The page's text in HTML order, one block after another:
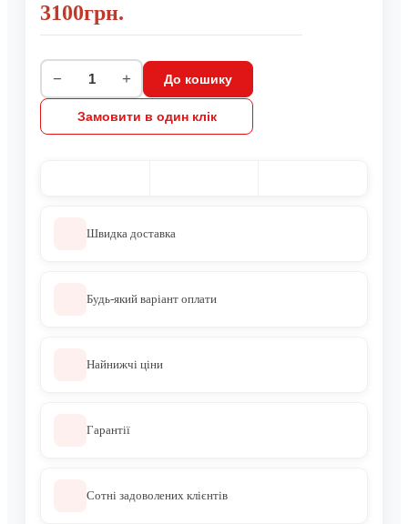
3100грн.
− + До кошику
Замовити в один клік
Швидка доставка
Будь-який варіант оплати
Найнижчі ціни
Гарантії
Сотні задоволених клієнтів